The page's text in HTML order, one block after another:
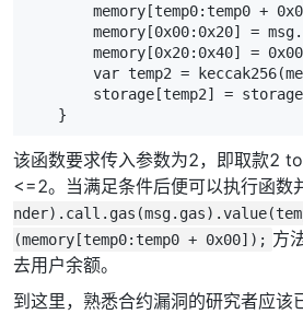
memory[temp0:temp0 +
memory[0x00:0x20] =
memory[0x20:0x40] =
var temp2 =
storage[temp2] =
    }
该函数要求传入参数为2，即取款2
<=2。当满足条件后便可以执行函数
(memory[temp0:temp0 + 0x00]); 方
去用户余额。
到这里，熟悉合约漏洞的研究者应该